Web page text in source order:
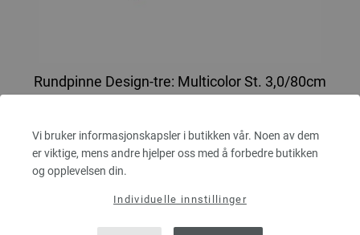
Vi bruker informasjonskapsler i butikken vår. Noen av dem
er viktige, mens andre hjelper oss med å forbedre butikken
og opplevelsen din.
Individuelle innstillinger
Rundpinne Design-tre: Multicolor St. 3,0/80cm
tykkelse 3,0 mm; lengde ca. 80 cm
Ekskl. MVA, pluss leverans og ev importkostnader
ANTALL